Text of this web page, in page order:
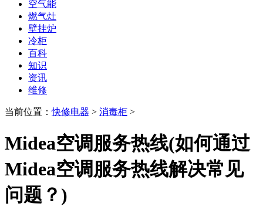
空气能
燃气灶
壁挂炉
冷柜
百科
知识
资讯
维修
当前位置：快修电器 > 消毒柜 >
Midea空调服务热线(如何通过
Midea空调服务热线解决常见
问题？)